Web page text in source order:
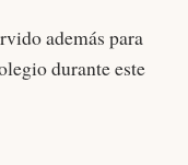
además para
durante este